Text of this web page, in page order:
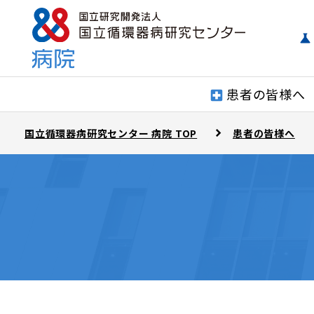
患者の皆様へ
国立循環器病研究センター 病院 TOP 患者の皆様へ